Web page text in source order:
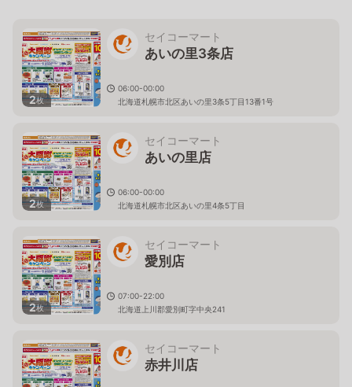
2枚
セイコーマート
あいの里3条店
06:00-00:00
北海道札幌市北区あいの里3条5丁目13番1号
2枚
セイコーマート
あいの里店
06:00-00:00
北海道札幌市北区あいの里4条5丁目
2枚
セイコーマート
愛別店
07:00-22:00
北海道上川郡愛別町字中央241
セイコーマート
赤井川店